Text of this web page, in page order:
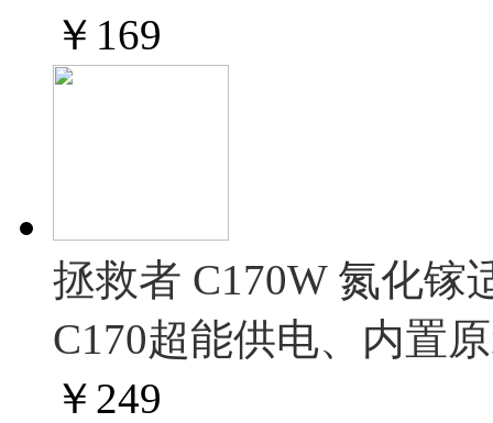
￥ 169
拯救者 C170W 氮化镓
C170超能供电、内置
￥ 249